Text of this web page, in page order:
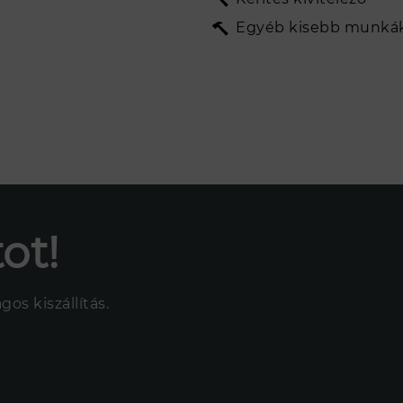
INGATLAN
Egyéb kisebb
kiszállítás.